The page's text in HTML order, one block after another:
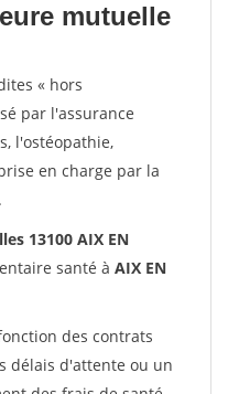
mutuelle
« hors
par l'assurance
l'ostéopathie,
en charge par la
.
13100 AIX EN
santé à AIX EN
des contrats
délais d'attente ou un